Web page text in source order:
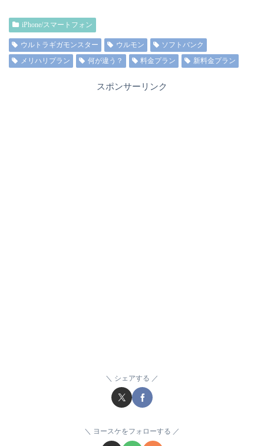
iPhone/スマートフォン
ウルトラギガモンスター ウルモン
ソフトバンク
メリハリプラン
何が違う？ 料金プラン 新料金プラン
スポンサーリンク
シェアする
ヨースケをフォローする